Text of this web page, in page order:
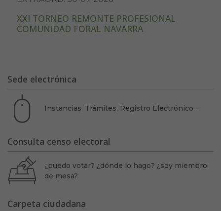
XXI TORNEO REMONTE PROFESIONAL
COMUNIDAD FORAL NAVARRA
Sede electrónica
Instancias, Trámites, Registro Electrónico…
Consulta censo electoral
¿puedo votar? ¿dónde lo hago? ¿soy miembro
de mesa?
Carpeta ciudadana